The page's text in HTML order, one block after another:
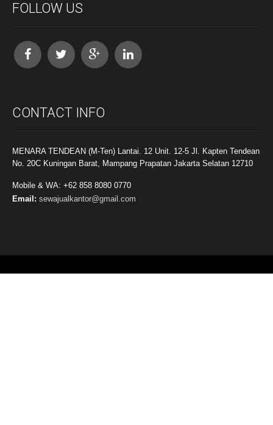
FOLLOW US
CONTACT INFO
MENARA TENDEAN (M-Ten) Lantai. 12 Unit. 12-5 Jl. Kapten Tendean
No. 20C Kuningan Barat, Mampang Prapatan Jakarta Selatan 12710
Mobile & WA: +62 858 8080 0770
Email: sewajualkantor@gmail.com